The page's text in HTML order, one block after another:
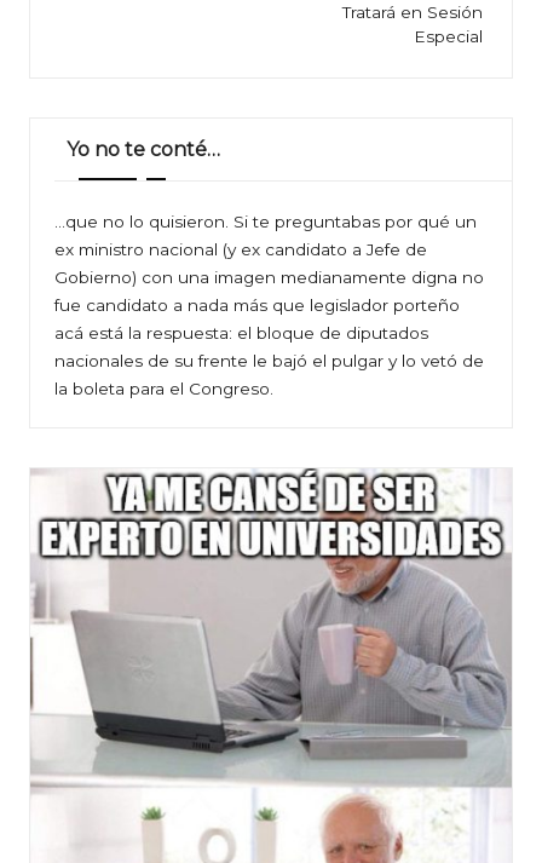
Tratará en Sesión
Especial
Yo no te conté…
…que no lo quisieron. Si te preguntabas por qué un
ex ministro nacional (y ex candidato a Jefe de
Gobierno) con una imagen medianamente digna no
fue candidato a nada más que legislador porteño
acá está la respuesta: el bloque de diputados
nacionales de su frente le bajó el pulgar y lo vetó de
la boleta para el Congreso.